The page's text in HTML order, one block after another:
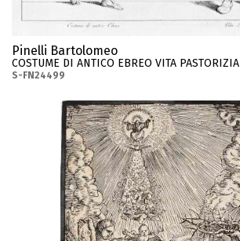
Pinelli Bartolomeo
COSTUME DI ANTICO EBREO VITA PASTORIZIA
S-FN24499